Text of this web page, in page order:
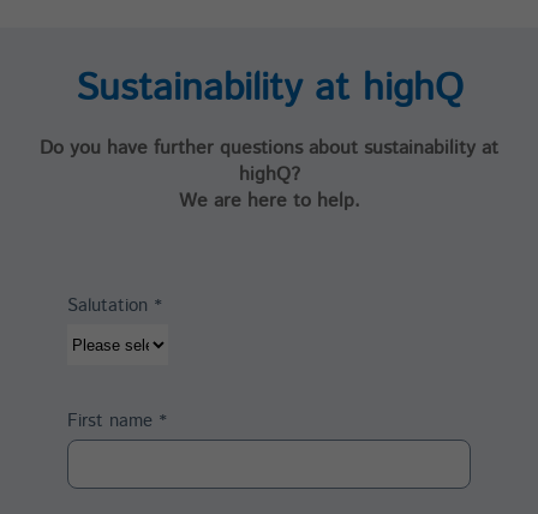
Sustainability at highQ
Do you have further questions about sustainability at
highQ?
We are here to help.
Salutation *
First name *